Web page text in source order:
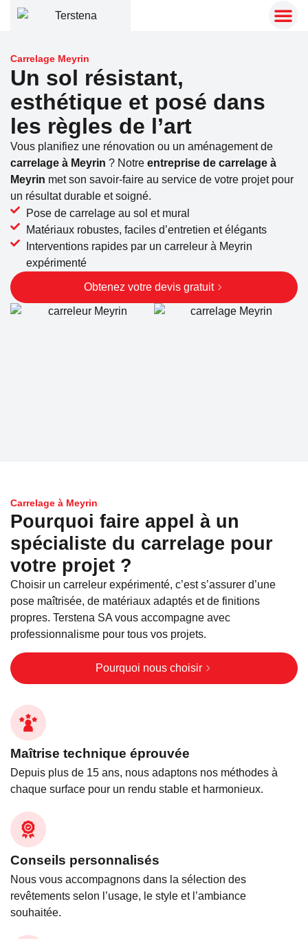
Carrelage Meyrin
Un sol résistant,
esthétique et posé dans
les règles de l’art
Vous planifiez une rénovation ou un aménagement de
carrelage à Meyrin ? Notre entreprise de carrelage à
Meyrin met son savoir-faire au service de votre projet pour
un résultat durable et soigné.
Pose de carrelage au sol et mural
Matériaux robustes, faciles d’entretien et élégants
Interventions rapides par un carreleur à Meyrin
expérimenté
Obtenez votre devis gratuit
Carrelage à Meyrin
Pourquoi faire appel à un
spécialiste du carrelage pour
votre projet ?
Choisir un carreleur expérimenté, c’est s’assurer d’une
pose maîtrisée, de matériaux adaptés et de finitions
propres. Terstena SA vous accompagne avec
professionnalisme pour tous vos projets.
Pourquoi nous choisir
Maîtrise technique éprouvée
Depuis plus de 15 ans, nous adaptons nos méthodes à
chaque surface pour un rendu stable et harmonieux.
Conseils personnalisés
Nous vous accompagnons dans la sélection des
revêtements selon l’usage, le style et l’ambiance
souhaitée.